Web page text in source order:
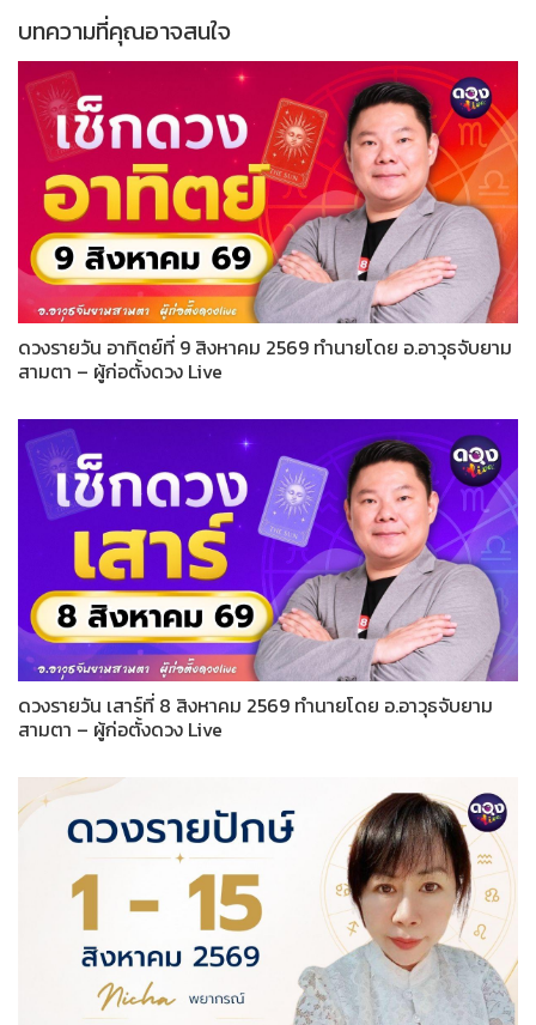
บทความที่คุณอาจสนใจ
ดวงรายวัน อาทิตย์ที่ 9 สิงหาคม 2569 ทำนายโดย อ.อาวุธจับยาม
สามตา – ผู้ก่อตั้งดวง Live
ดวงรายวัน เสาร์ที่ 8 สิงหาคม 2569 ทำนายโดย อ.อาวุธจับยาม
สามตา – ผู้ก่อตั้งดวง Live